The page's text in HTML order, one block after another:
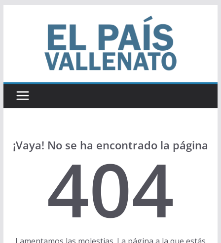
¡Vaya! No se ha encontrado la página
404